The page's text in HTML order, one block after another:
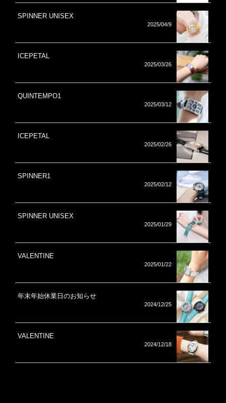
SPINNER UNISEX
2025/04/9
ICEPETAL
2025/03/26
QUINTEMPO1
2025/03/12
ICEPETAL
2025/02/26
SPINNER1
2025/02/12
SPINNER UNISEX
2025/01/29
VALENTINE
2025/01/22
年末年始休業日のお知らせ
2024/12/25
VALENTINE
2024/12/18